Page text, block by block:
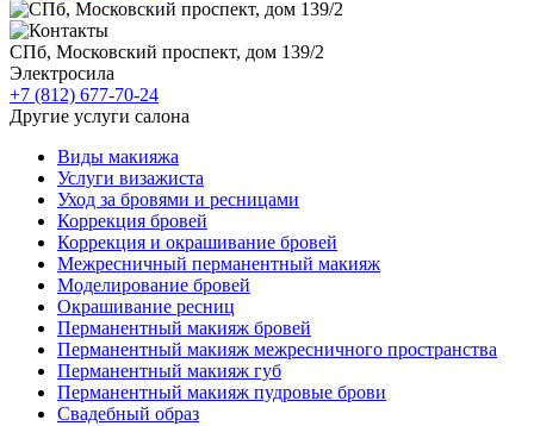
СПб, Московский проспект, дом 139/2
Электросила
+7 (812) 677-70-24
Другие услуги салона
Виды макияжа
Услуги визажиста
Уход за бровями и ресницами
Коррекция бровей
Коррекция и окрашивание бровей
Межресничный перманентный макияж
Моделирование бровей
Окрашивание ресниц
Перманентный макияж бровей
Перманентный макияж межресничного пространства
Перманентный макияж губ
Перманентный макияж пудровые брови
Свадебный образ